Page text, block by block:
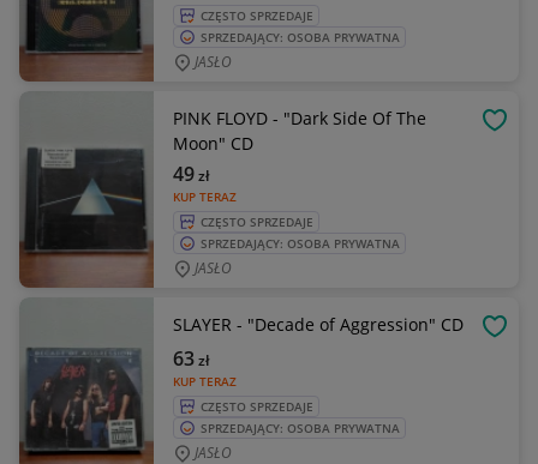
CZĘSTO SPRZEDAJE
SPRZEDAJĄCY: OSOBA PRYWATNA
JASŁO
PINK FLOYD - "Dark Side Of The
Moon" CD
KUP TERAZ
49zł
CZĘSTO SPRZEDAJE
SPRZEDAJĄCY: OSOBA PRYWATNA
JASŁO
SLAYER - "Decade of Aggression" CD
KUP TERAZ
63zł
CZĘSTO SPRZEDAJE
SPRZEDAJĄCY: OSOBA PRYWATNA
JASŁO